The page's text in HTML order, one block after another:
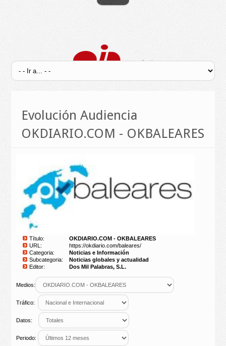
Evolución Audiencia
OKDIARIO.COM - OKBALEARES
Título:
OKDIARIO.COM - OKBALEARES
URL:
https://okdiario.com/baleares/
Categoria:
Noticias e Información
Subcategoria:
Noticias globales y actualidad
Editor:
Dos Mil Palabras, S.L.
Medios:
Tráfico:
Datos:
Periodo: